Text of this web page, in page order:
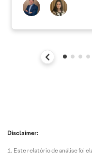
Disclaimer:
Este relatório de análise foi